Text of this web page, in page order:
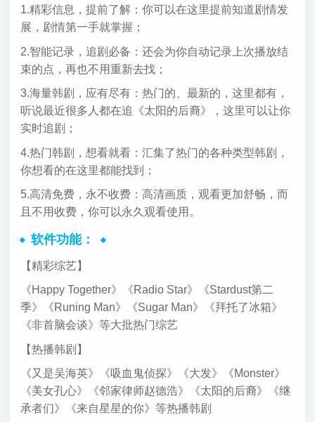
1.精彩信息，提前了解：你可以在这里提前知道剧情发
展，剧情第一手就掌握；
2.智能记录，追剧必备：还会为你自动记录上次播放结
束的点，再也不用重新去找；
3.海量韩剧，应有尽有：热门的、最新的，这里都有，
听说最近很多人都在追《太阳的后裔》，这里可以让你
实时追剧；
4.热门韩剧，想看就看：汇集了热门的各种类型韩剧，
你想看的在这里都能找到；
5.高清免费，永不收费：高清画质，观看更加舒畅，而
且不用收费，你可以永久观看使用。
软件功能：
【精彩综艺】
《Happy Together》《Radio Star》《Stardust第二
季》《Runing Man》《Sugar Man》《拜托了冰箱》
《非首脑会谈》等大批热门综艺
【热播韩剧】
《又是吴海英》《吸血鬼侦探》《大发》《Monster》
《美女孔心》《邻家律师赵德浩》《太阳的后裔》《继
承者们》《来自星星的你》等热播韩剧